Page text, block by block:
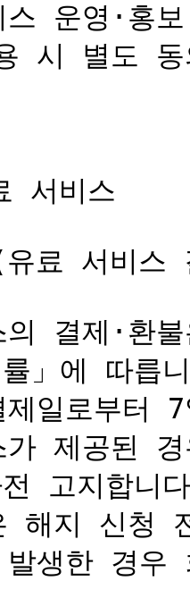
운영·홍
시 별도 동
서비스
료 서비스
결제·환
」에 따릅
일로부터
제공된
고지합니
해지 신청
생한 경우